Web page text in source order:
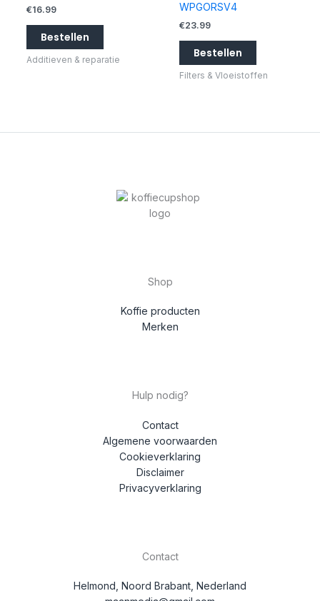
€16.99
Bestellen
Additieven & reparatie
WPGORSV4
€23.99
Bestellen
Filters & Vloeistoffen
Shop
Koffie producten
Merken
Hulp nodig?
Contact
Algemene voorwaarden
Cookieverklaring
Disclaimer
Privacyverklaring
Contact
Helmond, Noord Brabant, Nederland